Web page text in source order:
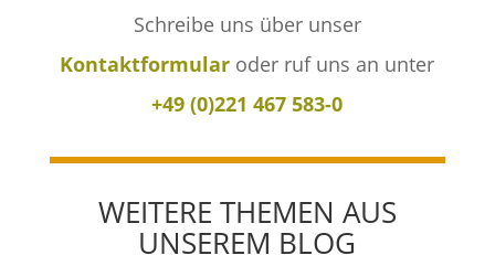
Schreibe uns über unser
Kontaktformular oder ruf uns an unter
+49 (0)221 467 583-0
WEITERE THEMEN AUS
UNSEREM BLOG